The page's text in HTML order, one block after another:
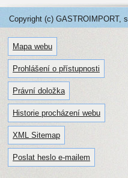
Copyright (c) GASTROIMPORT,
Mapa webu
Prohlášení o přístupnosti
Právní doložka
Historie procházení webu
XML Sitemap
Poslat heslo e-mailem